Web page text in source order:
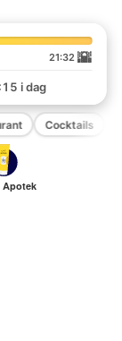
Apotek
21:32 🌇
i dag
Cocktails